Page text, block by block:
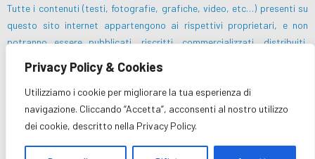
Privacy Policy & Cookies
Utilizziamo i cookie per migliorare la tua esperienza di
navigazione. Cliccando “Accetta”, acconsenti al nostro utilizzo
dei cookie, descritto nella Privacy Policy.
Tutte i contenuti (testi, fotografie, grafiche, video, etc…) presenti su
questo sito internet appartengono ai rispettivi proprietari, e non
potranno essere pubblicati, riscritti, commercializzati, distribuiti,
alcun modo e sotto qualsiasi forma salvo preventiva autorizzazione da
parte del Centro Turistico Cooperativo sc e/o dei rispettivi proprietari
dei diritti.